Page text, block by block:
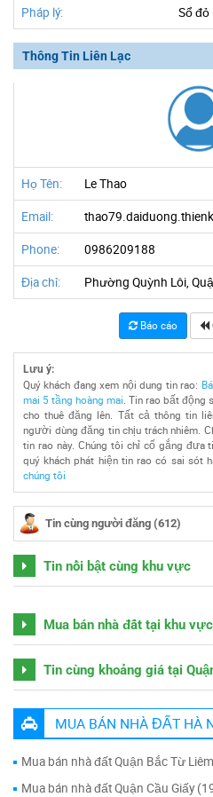
Pháp lý: Sổ
Thông Tin Liên Lạc
Họ Tên: Le Thao
Email:
Phone: 0986209188
Địa chỉ: Phường Quỳnh Lôi,
Báo cáo
Lưu ý:
Quý khách đang xem nội dung tin rao:
mai 5 tầng hoàng mai. Tin rao bất động
cho thuê đăng lên. Tất cả thông tin
người dùng đăng tin chịu trách nhiêm.
tin rao này. Chúng tôi chỉ cố gắng đưa
quý khách phát hiện tin rao có sai sót
chúng tôi
Tin cùng người đăng (612)
Tin nổi bật cùng khu vực
Mua bán nhà đất tại khu
Tin cùng khoảng giá tại
MUA BÁN NHÀ ĐẤT HÀ
Mua bán nhà đất Quận Bắc Từ
Mua bán nhà đất Quận Cầu Giấy